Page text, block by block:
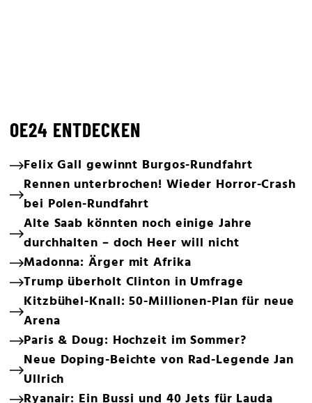
OE24 ENTDECKEN
Felix Gall gewinnt Burgos-Rundfahrt
Rennen unterbrochen! Wieder Horror-Crash
bei Polen-Rundfahrt
Alte Saab könnten noch einige Jahre
durchhalten – doch Heer will nicht
Madonna: Ärger mit Afrika
Trump überholt Clinton in Umfrage
Kitzbühel-Knall: 50-Millionen-Plan für neue
Arena
Paris & Doug: Hochzeit im Sommer?
Neue Doping-Beichte von Rad-Legende Jan
Ullrich